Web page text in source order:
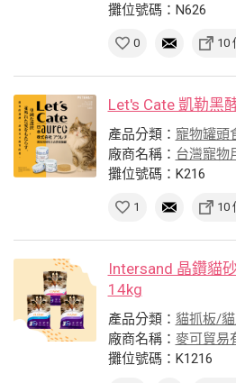
攤位號碼：N626
0 10
Let's Cate 凱勒黑
產品分類： 寵物罐頭
廠商名稱： 台灣寵物
攤位號碼：K216
1 10
Intersand 晶鑽貓
14kg
產品分類： 貓抓板/
廠商名稱： 麥可貿易
攤位號碼：K1216